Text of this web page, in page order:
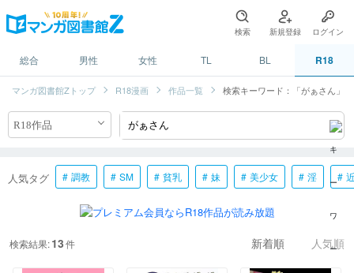
検索 新規登録 ログイン
総合 男性 女性 TL BL R18
マンガ図書館Zトップ R18漫画 作品一覧 検索キーワード：「がぁさん」
人気タグ 調教 SM 貧乳 妹 美少女 淫
検索結果:13件 新着順 人気順